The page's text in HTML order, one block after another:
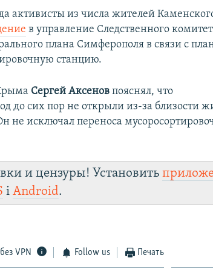
активисты из числа жителей
в управление Следственного
плана Симферополя в связи с
станцию.
Сергей Аксеновпояснял, что
до сих пор не открыли из-за близости
исключал переноса
и цензуры! Установить
іAndroid.
VPN Follow us Печать